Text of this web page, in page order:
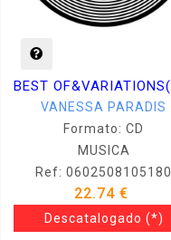
VANESSA PARADIS
Formato: CD
MUSICA
Ref: 0602508105180
22.74 €
Descatalogado (*)